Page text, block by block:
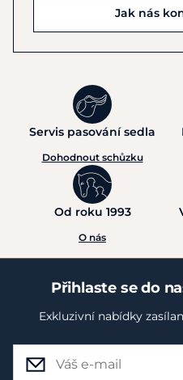
Jak nás
Servis pasování sedla
Dohodnout schůzku
Od roku 1993
O nás
Přihlaste se do
Exkluzivní nabídky